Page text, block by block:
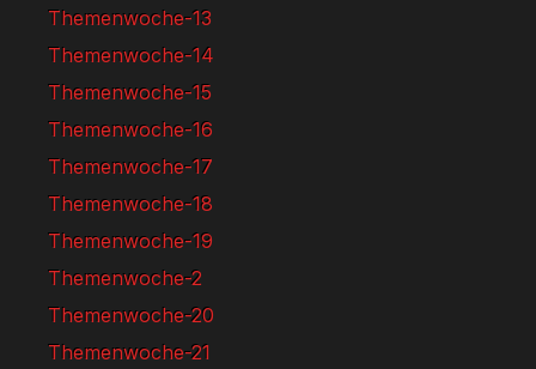
Themenwoche-13
Themenwoche-14
Themenwoche-15
Themenwoche-16
Themenwoche-17
Themenwoche-18
Themenwoche-19
Themenwoche-2
Themenwoche-20
Themenwoche-21